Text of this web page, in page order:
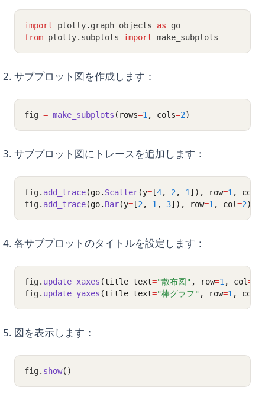
import plotly. graph_objects as go
from plotly. subplots import make_subplots
サブプロット図を作成します：
fig = make_subplots (rows=1 , cols=2)
サブプロット図にトレースを追加します：
fig . add_trace(go. Scatter(y= [4, 2 , 1 ]), row=1 , col
fig . add_trace(go. Bar(y= [2 , 1 , 3]), row=1 , col=2)
各サブプロットのタイトルを設定します：
fig . update_xaxes (title_text="散布図" , row=1 , col=
fig . update_yaxes (title_text="棒グラフ" , row=1 , col
図を表示します：
fig . show()